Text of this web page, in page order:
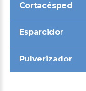
Cortacésped
Esparcidor
Pulverizador